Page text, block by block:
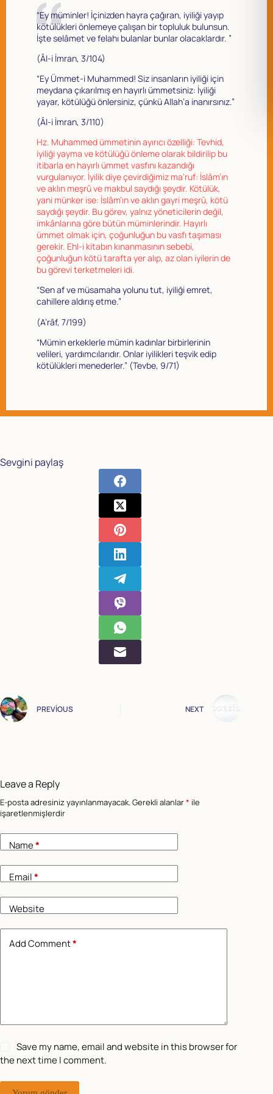
“Ey müminler! İçinizden hayra çağıran, iyiliği yayıp
kötülükleri önlemeye çalışan bir topluluk bulunsun.
İşte selâmet ve felahı bulanlar bunlar olacaklardır. ”
(Âl-i İmran, 3/104)
“Ey Ümmet-i Muhammed! Siz insanların iyiliği için
meydana çıkarılmış en hayırlı ümmetsiniz: İyiliği
yayar, kötülüğü önlersiniz, çünkü Allah’a inanırsınız.”
(Âl-i İmran, 3/110)
Hz. Muhammed ümmetinin ayırıcı özelliği: Tevhid,
iyiliği yayma ve kötülüğü önleme olarak bildirilip bu
itibarla en hayırlı ümmet vasfını kazandığı
vurgulanıyor. İyilik diye çevirdiğimiz ma’ruf: İslâm’ın
ve aklın meşrû ve makbul saydığı şeydir. Kötülük,
yani münker ise: İslâm’ın ve aklın gayri meşrû, kötü
saydığı şeydir. Bu görev, yalnız yöneticilerin değil,
imkânlarına göre bütün müminlerindir. Hayırlı
ümmet olmak için, çoğunluğun bu vasfı taşıması
gerekir. Ehl-i kitabın kınanmasının sebebi,
çoğunluğun kötü tarafta yer alıp, az olan iyilerin de
bu görevi terketmeleri idi.
“Sen af ve müsamaha yolunu tut, iyiliği emret,
cahillere aldırış etme.”
(A’râf, 7/199)
“Mümin erkeklerle mümin kadınlar birbirlerinin
velileri, yardımcılarıdır. Onlar iyilikleri teşvik edip
kötülükleri menederler.” (Tevbe, 9/71)
Sevgini paylaş
PREVIOUS NEXT
Leave a Reply
E-posta adresiniz yayınlanmayacak.Gerekli alanlar* ile
işaretlenmişlerdir
Name*
Email*
Website
Add Comment*
Save my name, email and website in this browser for
the next time I comment.